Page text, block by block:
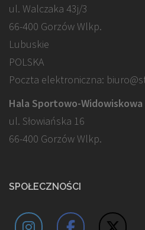
ul. Walczaka 43j/3
66-400 Gorzów Wlkp.
Lubuskie
POLSKA
Poczta elektroniczna:
Hala Sportowo-Widowiskowa
ul. Słowiańska 16
66-400 Gorzów Wlkp.
SPOŁECZNOŚCI